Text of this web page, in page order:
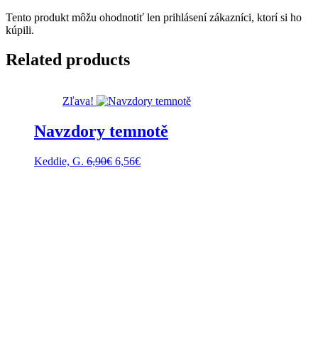
Tento produkt môžu ohodnotiť len prihlásení zákazníci, ktorí si ho
kúpili.
Related products
Zľava!
Navzdory temnotě
Keddie, G. 6,90€ Pôvodná
6,56€Aktuálna